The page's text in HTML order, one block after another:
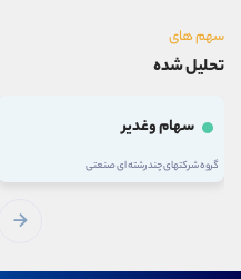
سهم های
تحلیل شده
سهام وغدیر
گروه شرکتهای چند رشته ای صنعتی